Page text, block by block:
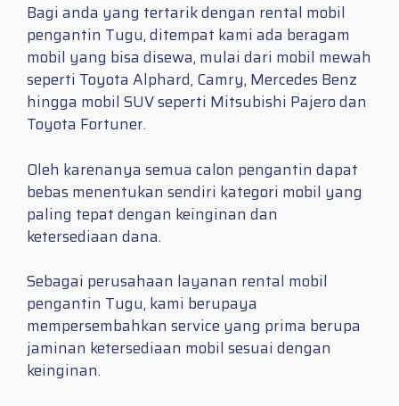
Bagi anda yang tertarik dengan rental mobil
pengantin Tugu, ditempat kami ada beragam
mobil yang bisa disewa, mulai dari mobil mewah
seperti Toyota Alphard, Camry, Mercedes Benz
hingga mobil SUV seperti Mitsubishi Pajero dan
Toyota Fortuner.
Oleh karenanya semua calon pengantin dapat
bebas menentukan sendiri kategori mobil yang
paling tepat dengan keinginan dan
ketersediaan dana.
Sebagai perusahaan layanan rental mobil
pengantin Tugu, kami berupaya
mempersembahkan service yang prima berupa
jaminan ketersediaan mobil sesuai dengan
keinginan.